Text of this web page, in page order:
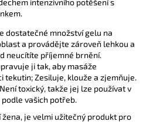
dostatečné množství gelu na
a provádějte zároveň lehkou a
neucítíte příjemné brnění.
ji tak, aby masáže
tekutin; Zesiluje, klouže a zjemňuje.
toxický, takže jej lze používat v
vašich potřeb.
žena, je velmi užitečný produkt pro